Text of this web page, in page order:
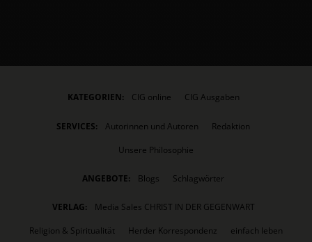
KATEGORIEN: CIG online CIG Ausgaben
SERVICES: Autorinnen und Autoren
Redaktion
Unsere Philosophie
ANGEBOTE: Blogs Schlagwörter
VERLAG:
Media Sales CHRIST IN DER GEGENWART
Religion & Spiritualität
Herder Korrespondenz
einfach leben